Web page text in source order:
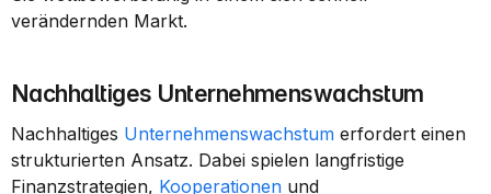
verändernden Markt.
Nachhaltiges Unternehmenswachstum
Nachhaltiges Unternehmenswachstum erfordert einen
strukturierten Ansatz. Dabei spielen langfristige
Finanzstrategien, Kooperationen